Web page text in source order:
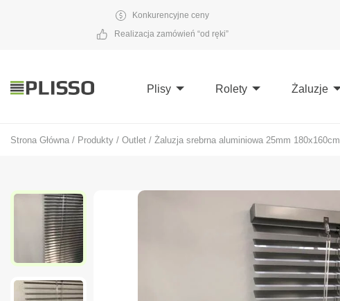
Konkurencyjne ceny
Realizacja zamówień “od ręki”
Plisy Rolety Żaluzje
Strona Główna / Produkty / Outlet / Żaluzja srebrna aluminiowa 25mm 180x160cm